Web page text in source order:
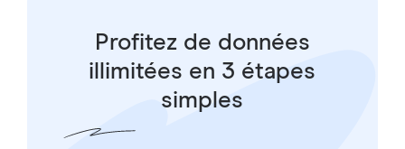
Profitez de données
illimitées en 3 étapes
simples